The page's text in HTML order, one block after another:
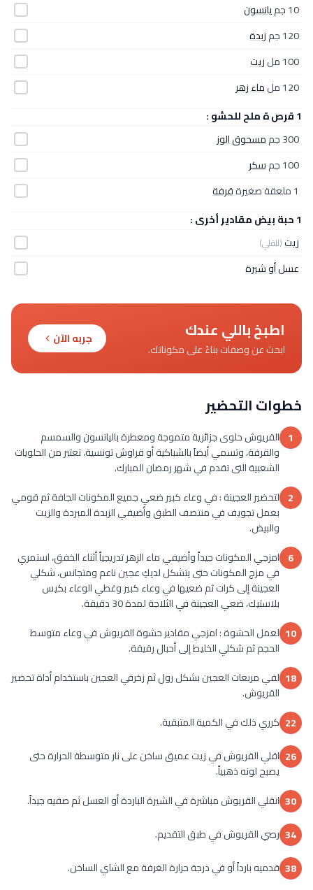
10 جم
يانسون
120 جم
زبدة
100 مل
زيت
120 مل
ماء زهر
1 قرص ة ملح للحشو :
300 جم
مسحوق الوز
100 جم
سكر
1 ملعقة صغيرة
قرفة
1 حبة بيض مقادير أخرى :
زيت(للقلي)
عسل أو شيرة
اطبخ باللي عندك
ابحث عن وصفات بناءً على مكوناتك.
جربه الآن
خطوات التحضير
1 القريوش حلوى جزائرية متموجة ومعطرة باليانسون والسمسم
والقرفة، وتسمي أيضاَ بالشباكية أو قراوش تونسية، تعتبر من الحلويات
الشعبية التى تقدم في شهر رمضان المبارك.
2 لتحضير العجينة : في وعاء كبير ضعي جميع المكونات الجافة ثم قومي
بعمل تجويف في منتصف الطبق وأضيفي الزبدة المبردة والزيت
والبيض.
6 امزجي المكونات جيداً وأضيفي ماء الزهر تدريجياً أثناء الخفق، استمري
في مزج المكونات حتى يتشكل لديكِ عجين ناعم ومتجانس، شكلي
العجينة إلى كرات ثم ضعيها في وعاء كبير وغطي الوعاء بكيس
بلاستيك، ضعي العجينة في الثلاجة لمدة 30 دقيقة.
10 لعمل الحشوة : امزجي مقادير حشوة القريوش في وعاء متوسط
الحجم ثم شكلي الخليط إلى أحبال رقيقة.
18 لفي مربعات العجين بشكل رول ثم زخرفي العجين باستخدام أداة تحضير
القريوش.
22 كرري ذلك في الكمية المتبقية.
26 اقلي القريوش في زيت عميق ساخن على نار متوسطة الحرارة حتى
يصبح لونه ذهبياً.
30 انقلي القريوش مباشرة في الشيرة الباردة أو العسل ثم صفيه جيداً.
34 رصي القريوش في طبق التقديم.
38 قدميه بارداً أو في درجة حرارة الغرفة مع الشاي الساخن.